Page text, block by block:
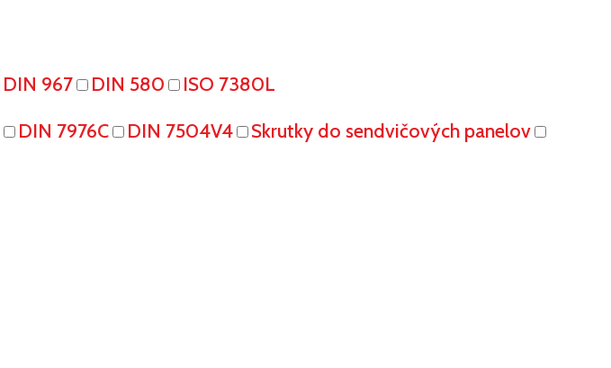
DIN 967 DIN 580
ISO 7380L
DIN 7976C DIN 7504V4
Skrutky do sendvičových panelov